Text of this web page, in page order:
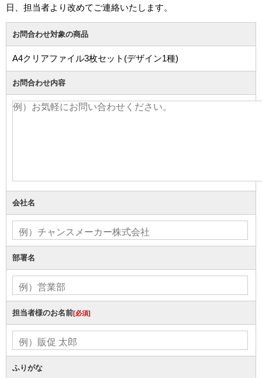
日、担当者より改めてご連絡いたします。
お問合わせ対象の商品
A4クリアファイル3枚セット(デザイン1種)
お問合わせ内容
会社名
部署名
担当者様のお名前[必須]
ふりがな